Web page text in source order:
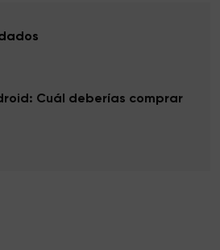
Cuál deberías comprar